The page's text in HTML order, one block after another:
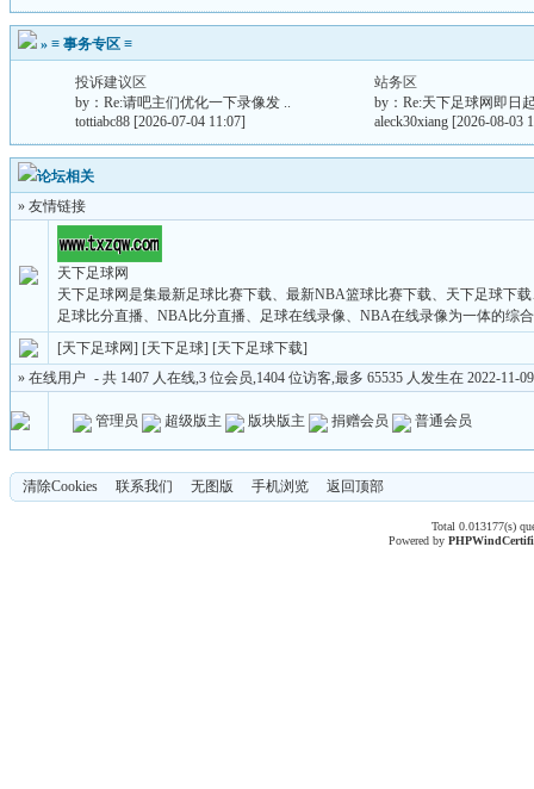
» ≡ 事务专区 ≡
投诉建议区
by： Re:请吧主们优化一下录像发 ..
tottiabc88 [2026-07-04 11:07]
站务区
by： Re:天下足球网即日
aleck30xiang [2026-08-03
论坛相关
» 友情链接
天下足球网
天下足球网是集最新足球比赛下载、最新NBA篮球比赛下载、天下足球下
足球比分直播、NBA比分直播、足球在线录像、NBA在线录像为一体的综
[天下足球网] [天下足球] [天下足球下载]
» 在线用户 - 共 1407 人在线,3 位会员,1404 位访客,最多 65535 人发生在 2022-11-
管理员 超级版主 版块版主 捐赠会员 普通会员
清除Cookies 联系我们 无图版 手机浏览 返回顶部
Total 0.013177(s)
Powered byPHPWind